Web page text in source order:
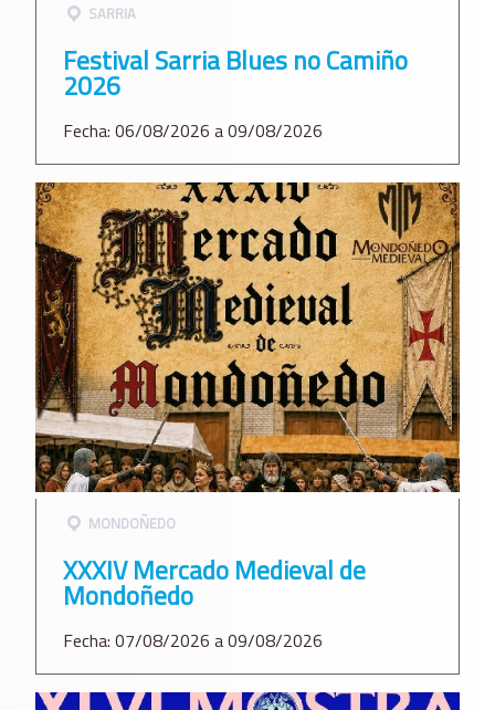
SARRIA
Festival Sarria Blues no Camiño
2026
Fecha: 06/08/2026 a 09/08/2026
MONDOÑEDO
XXXIV Mercado Medieval de
Mondoñedo
Fecha: 07/08/2026 a 09/08/2026